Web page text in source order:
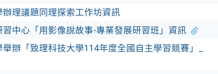
辦理議題同理探索工作坊資訊
習中心「用影像說故事-專業發展研習班」資訊
辦「致理科技大學114年度全國自主學習競賽」_